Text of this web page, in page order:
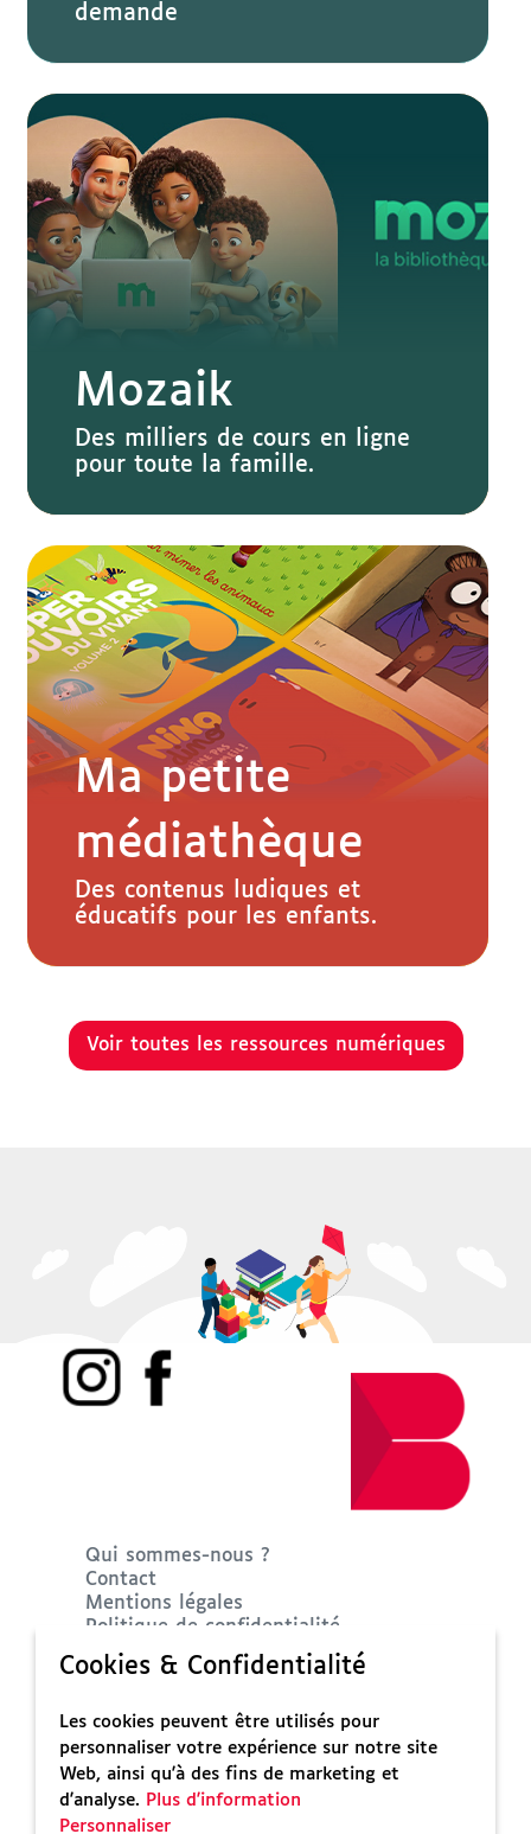
demande
Mozaik
Des milliers de cours en ligne
pour toute la famille.
Ma petite
médiathèque
Des contenus ludiques et
éducatifs pour les enfants.
Voir toutes les ressources numériques
Qui sommes-nous ?
Contact
Mentions légales
Politique de confidentialité
Accessibilité : non conforme
Cookies & Confidentialité
Les cookies peuvent être utilisés pour
personnaliser votre expérience sur notre site
Web, ainsi qu'à des fins de marketing et
d'analyse. Plus d'information
Personnaliser